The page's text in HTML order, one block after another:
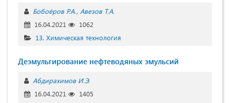
Бобоёров Р.А. Авезов Т.А.
16.04.2021
1062
13. Химическая технология
Деэмульгирование нефтеводяных эмульсий
Абдирахимов И.Э.
16.04.2021
1405